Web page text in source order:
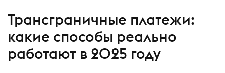
Трансграничные платежи:
какие способы реально
работают в 2025 году